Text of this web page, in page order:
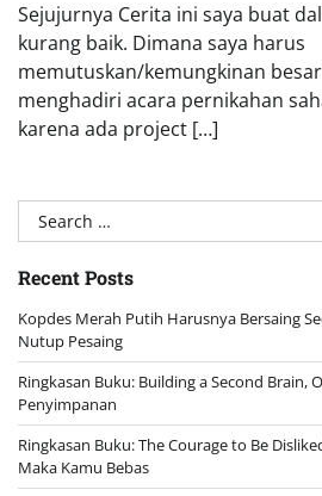
Sejujurnya Cerita ini saya buat
kurang baik. Dimana saya harus
memutuskan/kemungkinan
menghadiri acara pernikahan
karena ada project […]
Search
for:
Recent Posts
Kopdes Merah Putih Harusnya Bersaing
Nutup Pesaing
Ringkasan Buku: Building a Second Brain,
Penyimpanan
Ringkasan Buku: The Courage to Be
Maka Kamu Bebas